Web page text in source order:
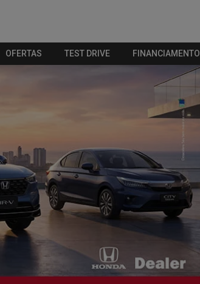
OFERTAS TEST DRIVE FINANCIAMENTO